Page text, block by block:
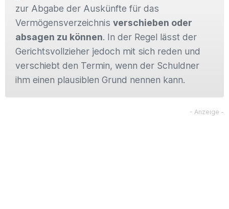
zur Abgabe der Auskünfte für das
Vermögensverzeichnis verschieben oder
absagen zu können. In der Regel lässt der
Gerichtsvollzieher jedoch mit sich reden und
verschiebt den Termin, wenn der Schuldner
ihm einen plausiblen Grund nennen kann.